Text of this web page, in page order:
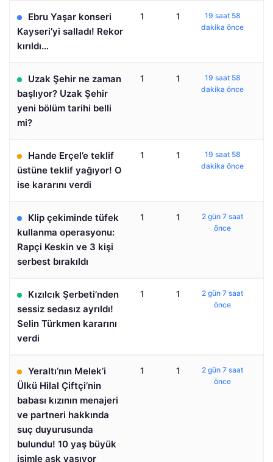
Ebru Yaşar konseri
Kayseri’yi salladı! Rekor
kırıldı…
1 1
19 saat 58
dakika önce
Uzak Şehir ne zaman
başlıyor? Uzak Şehir
yeni bölüm tarihi belli
mi?
1 1
19 saat 58
dakika önce
Hande Erçel’e teklif
üstüne teklif yağıyor! O
ise kararını verdi
1 1
19 saat 58
dakika önce
Klip çekiminde tüfek
kullanma operasyonu:
Rapçi Keskin ve 3 kişi
serbest bırakıldı
1 1
2 gün 7 saat
önce
Kızılcık Şerbeti’nden
sessiz sedasız ayrıldı!
Selin Türkmen kararını
verdi
1 1
2 gün 7 saat
önce
Yeraltı’nın Melek’i
Ülkü Hilal Çiftçi’nin
babası kızının menajeri
ve partneri hakkında
suç duyurusunda
bulundu! 10 yaş büyük
isimle aşk yaşıyor
1 1
2 gün 7 saat
önce